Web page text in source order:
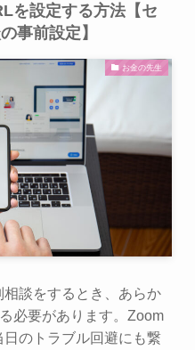
を設定する方法【セ
事前設定】
お金の先生
談をするとき、あらか
必要があります。Zoom
のトラブル回避にも繋